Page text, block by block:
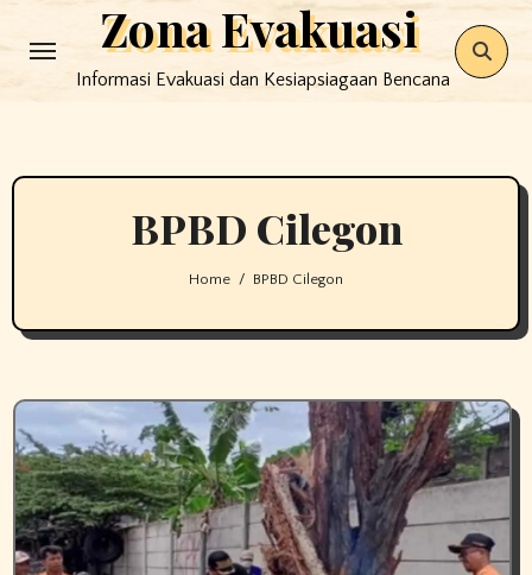
to
Zona Evakuasi
Informasi Evakuasi dan Kesiapsiagaan Bencana
BPBD Cilegon
Home BPBD Cilegon